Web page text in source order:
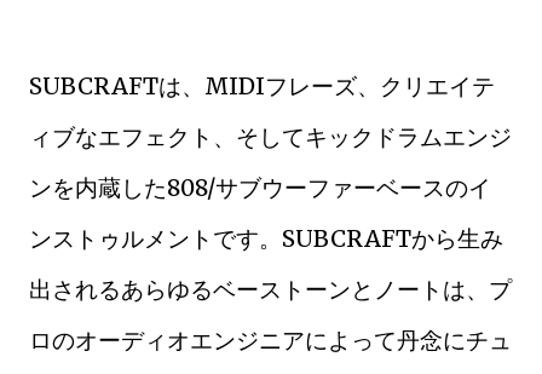
SUBCRAFTは、MIDIフレーズ、クリエイテ
ィブなエフェクト、そしてキックドラムエンジ
ンを内蔵した808/サブウーファーベースのイ
ンストゥルメントです。SUBCRAFTから生み
出されるあらゆるベーストーンとノートは、プ
ロのオーディオエンジニアによって丹念にチュ